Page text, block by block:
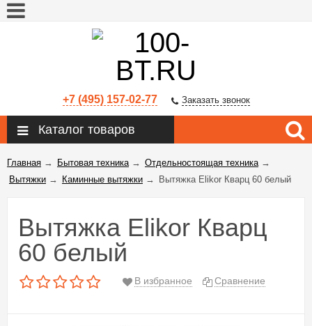
+7 (495) 157-02-77 Заказать звонок
Каталог товаров
Главная → Бытовая техника→ Отдельностоящая техника→
Вытяжки → Каминные вытяжки → Вытяжка Elikor Кварц 60 белый
Вытяжка Elikor Кварц
60 белый
В избранное Сравнение